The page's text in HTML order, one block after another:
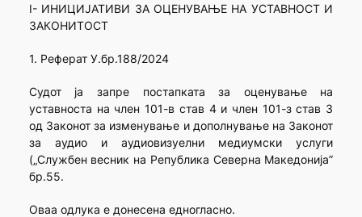
I- ИНИЦИЈАТИВИ ЗА ОЦЕНУВАЊЕ НА УСТАВНОСТ И
ЗАКОНИТОСТ
1. Реферат У.бр.188/2024
Судот ја запре постапката за оценување на
уставноста на член 101-в став 4 и член 101-з став 3
од Законот за изменување и дополнување на Законот
за аудио и аудиовизуелни медиумски услуги
(„Службен весник на Република Северна Македонија”
бр.55.
Oваа одлука е донесена едногласно.